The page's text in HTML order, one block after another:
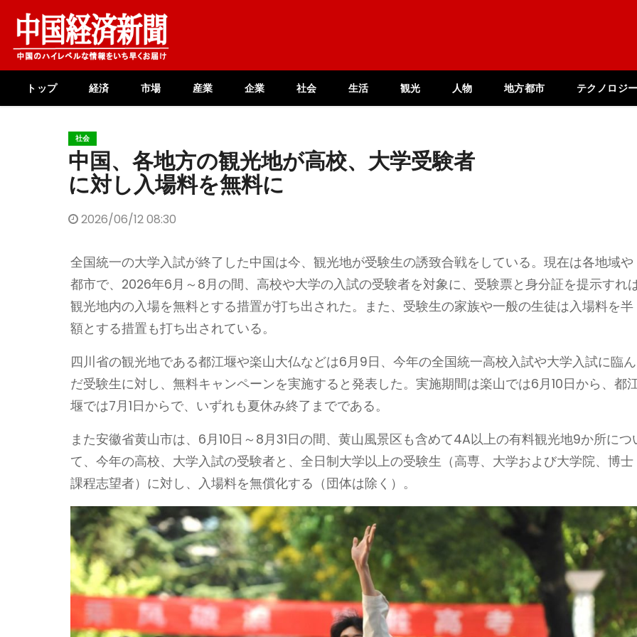
content
トップ 経済 市場 産業 企業 社会 生活 観光 人物 地方都市 テクノロジ
社会
中国、各地方の観光地が高校、大学受験者
に対し入場料を無料に
2026/06/12 08:30
全国統一の大学入試が終了した中国は今、観光地が受験生の誘致合戦をしている。現在は各地域や
都市で、2026年6月～8月の間、高校や大学の入試の受験者を対象に、受験票と身分証を提示すれ
観光地内の入場を無料とする措置が打ち出された。また、受験生の家族や一般の生徒は入場料を半
額とする措置も打ち出されている。
四川省の観光地である都江堰や楽山大仏などは6月9日、今年の全国統一高校入試や大学入試に臨ん
だ受験生に対し、無料キャンペーンを実施すると発表した。実施期間は楽山では6月10日から、都
堰では7月1日からで、いずれも夏休み終了までである。
また安徽省黄山市は、6月10日～8月31日の間、黄山風景区も含めて4A以上の有料観光地9か所につ
て、今年の高校、大学入試の受験者と、全日制大学以上の受験生（高専、大学および大学院、博士
課程志望者）に対し、入場料を無償化する（団体は除く）。